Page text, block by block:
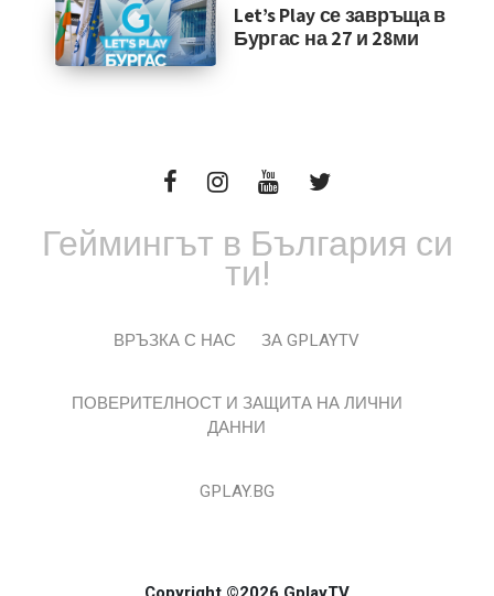
Let’s Play се завръща в
Бургас на 27 и 28ми
Геймингът в България си
ти!
ВРЪЗКА С НАС ЗА GPLAYTV
ПОВЕРИТЕЛНОСТ И ЗАЩИТА НА ЛИЧНИ
ДАННИ
GPLAY.BG